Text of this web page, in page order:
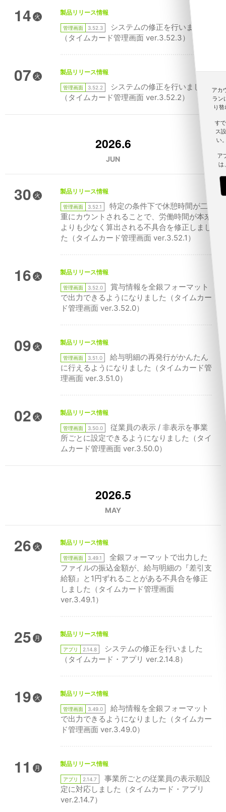
アカ
ラン
り
す
ス
い
ア
は
14 火
製品リリース情報
管理画面 3.52.3
システムの修正を行いました
（タイムカード管理画面 ver.3.52.3）
07 火
製品リリース情報
管理画面 3.52.2
システムの修正を行いました
（タイムカード管理画面 ver.3.52.2）
2026.6
JUN
30 火
製品リリース情報
管理画面 3.52.1
特定の条件下で休憩時間が二
重にカウントされることで、労働時間が本来
よりも少なく算出される不具合を修正しまし
た（タイムカード管理画面 ver.3.52.1）
16 火
製品リリース情報
管理画面 3.52.0
賞与情報を全銀フォーマット
で出力できるようになりました（タイムカー
ド管理画面 ver.3.52.0）
09 火
製品リリース情報
管理画面 3.51.0
給与明細の再発行がかんたん
に行えるようになりました（タイムカード管
理画面 ver.3.51.0）
02 火
製品リリース情報
管理画面 3.50.0
従業員の表示 / 非表示を事業
所ごとに設定できるようになりました（タイ
ムカード管理画面 ver.3.50.0）
2026.5
MAY
26 火
製品リリース情報
管理画面 3.49.1
全銀フォーマットで出力した
ファイルの振込金額が、給与明細の『差引支
給額』と1円ずれることがある不具合を修正
しました（タイムカード管理画面
ver.3.49.1）
25 月
製品リリース情報
アプリ 2.14.8
システムの修正を行いました
（タイムカード・アプリ ver.2.14.8）
19 火
製品リリース情報
管理画面 3.49.0
給与情報を全銀フォーマット
で出力できるようになりました（タイムカー
ド管理画面 ver.3.49.0）
11 月
製品リリース情報
アプリ 2.14.7
事業所ごとの従業員の表示順設
定に対応しました（タイムカード・アプリ
ver.2.14.7）